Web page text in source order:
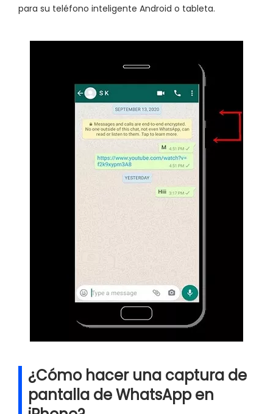
para su teléfono inteligente Android o tableta.
¿Cómo hacer una captura de
pantalla de WhatsApp en